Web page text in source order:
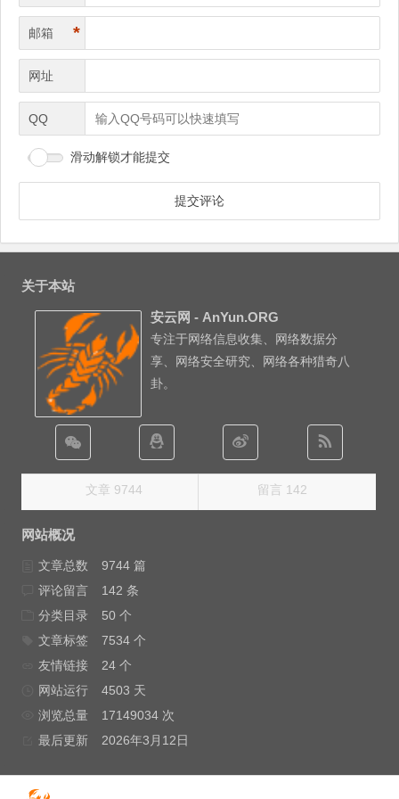
邮箱 *
网址
QQ
滑动解锁才能提交
关于本站
安云网 - AnYun.ORG
专注于网络信息收集、网络数据分
享、网络安全研究、网络各种猎奇八
卦。
文章 9744 留言 142
网站概况
文章总数
9744 篇
评论留言
142 条
分类目录
50 个
文章标签
7534 个
友情链接
24 个
网站运行
4503 天
浏览总量
17149034 次
最后更新
2026年3月12日